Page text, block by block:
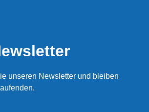
unseren Newsletter und bleiben